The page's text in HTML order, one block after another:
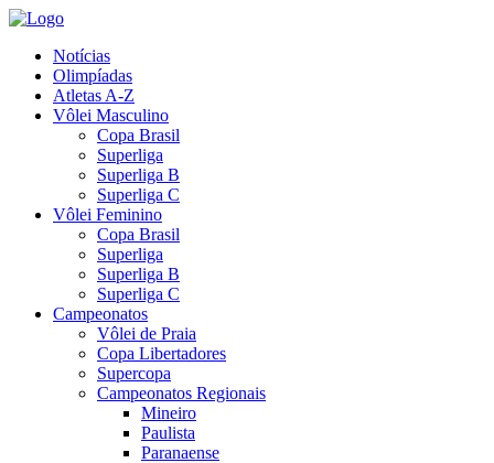
Notícias
Olimpíadas
Atletas A-Z
Vôlei Masculino
Copa Brasil
Superliga
Superliga B
Superliga C
Vôlei Feminino
Copa Brasil
Superliga
Superliga B
Superliga C
Campeonatos
Vôlei de Praia
Copa Libertadores
Supercopa
Campeonatos Regionais
Mineiro
Paulista
Paranaense